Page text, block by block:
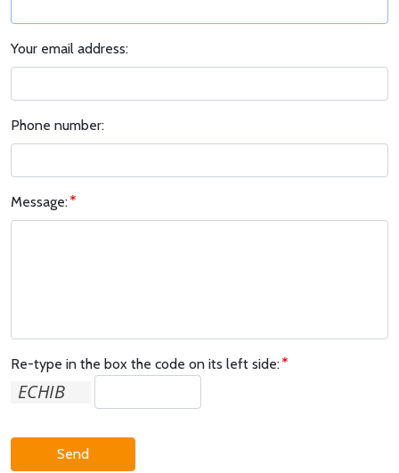
Your email address:
Phone number:
Message:
Re-type in the box the code on its left side:
Send